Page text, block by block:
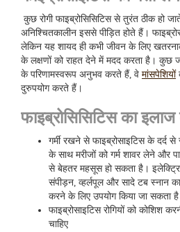
कुछ रोगी फाइब्रोसिसिटिस से तुरंत ठीक हो
अनिश्चितकालीन इससे पीड़ित होते हैं।
लेकिन यह शायद ही कभी जीवन के लिए
के लक्षणों को राहत देने में मदद करता है। कुछ
के परिणामस्वरूप अनुभव करते हैं, वे मांसपेशियों
दुरुपयोग करते हैं।
फाइब्रोसिसिटिस का
गर्मी रखने से फाइब्रोसाइटिस के दर्द से
के साथ मरीजों को गर्म शावर लेने और
से बेहतर महसूस हो सकता है। इलेक्ट्रिक
संपीड़न, व्हर्लपूल और सादे टब स्नान
करने के लिए उपयोग किया जा सकता
फाइब्रोसाइटिस रोगियों को कोशिश
चाहिए